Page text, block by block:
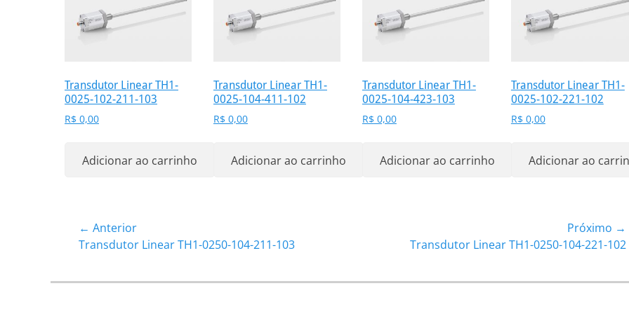
Transdutor Linear TH1-
0025-102-211-103
R$ 0,00
Adicionar ao carrinho
Transdutor Linear TH1-
0025-104-411-102
R$ 0,00
Adicionar ao carrinho
Transdutor Linear TH1-
0025-104-423-103
R$ 0,00
Adicionar ao carrinho
Transdutor Linear TH1-
0025-102-221-102
R$ 0,00
Adicionar ao
Navegação
de
Post
← Anterior
Post
Transdutor Linear TH1-0250-104-211-103
Próximo →
Transdutor Linear TH1-0250-104-221-102